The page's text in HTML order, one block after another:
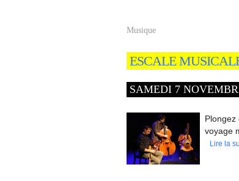
Musique
ESCALE
SAMEDI 7
Plongez
voyage
Lire la